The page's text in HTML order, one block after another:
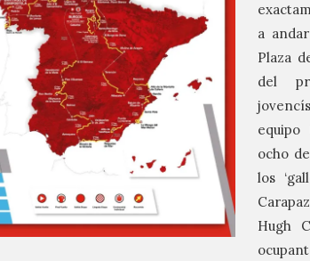
a
Plaza
del
equipo
ocho
los
Hugh